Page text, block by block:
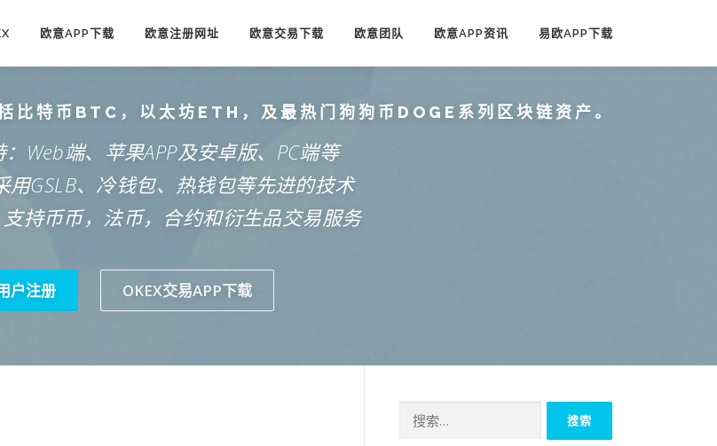
欧意APP下载 欧意注册网址 欧意交易下载 欧意团队 欧意APP资讯 易欧APP下载
比特币BTC，以太坊ETH，及最热门狗狗币DOGE系列区块链资产。
：Web端、苹果APP及安卓版、PC端等
用GSLB、冷钱包、热钱包等先进的技术
支持币币，法币，合约和衍生品交易服务
户注册 OKEX交易APP下载
索：